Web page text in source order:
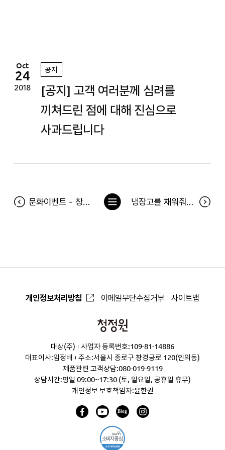
Oct
24
2018
공지
[공지] 고객 여러분께 심려를
끼쳐드린 점에 대해 진심으로
사과드립니다
문화이벤트 - 창문너머 어렴풋이 공연 당첨자 냉장고를 채워줘 92차 당첨자(10월 15일~10월 21일)
목
개인정보처리방침 이메일무단수집거부 사이트맵
청
원
대상(주)
사업자 등록번호:109-81-14886
대표이사:임정배
주소:서울시 종로구 창경궁로 120(인의동)
제품관련 고객상담:080-019-9119
상담시간:평일 09:00~17:30 (토, 일요일, 공휴일 휴무)
개인정보 보호책임자:윤한권